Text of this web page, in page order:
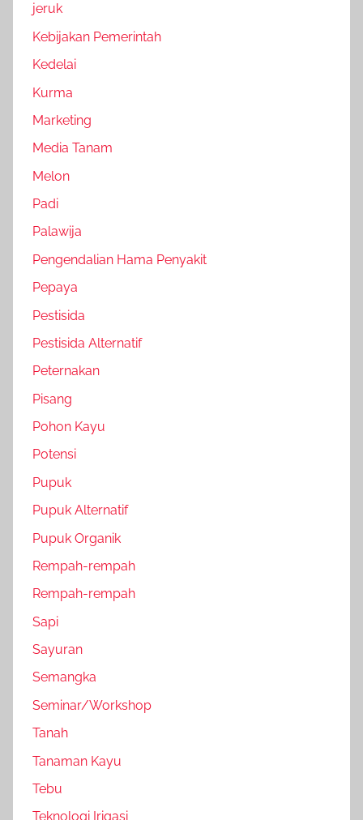
jeruk
Kebijakan Pemerintah
Kedelai
Kurma
Marketing
Media Tanam
Melon
Padi
Palawija
Pengendalian Hama Penyakit
Pepaya
Pestisida
Pestisida Alternatif
Peternakan
Pisang
Pohon Kayu
Potensi
Pupuk
Pupuk Alternatif
Pupuk Organik
Rempah-rempah
Rempah-rempah
Sapi
Sayuran
Semangka
Seminar/Workshop
Tanah
Tanaman Kayu
Tebu
Teknologi Irigasi